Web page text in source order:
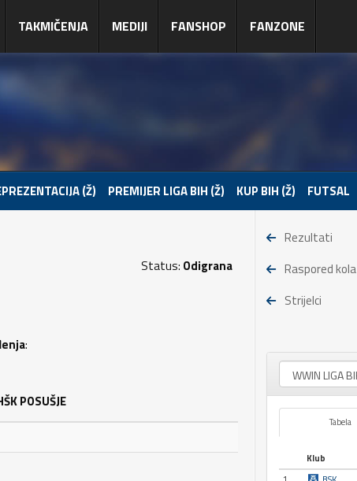
TAKMIČENJA MEDIJI FANSHOP FANZONE
(Ž) PREMIJER LIGA BIH (Ž) KUP BIH (Ž) FUTSAL
Status: Odigrana
:
POSUŠJE
Rezultati
Raspored kola
Strijelci
Tabela
Klub